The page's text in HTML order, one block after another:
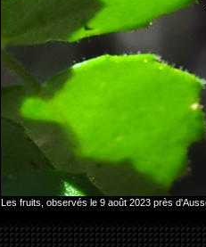
Les fruits, observés le 9 août 2023 près